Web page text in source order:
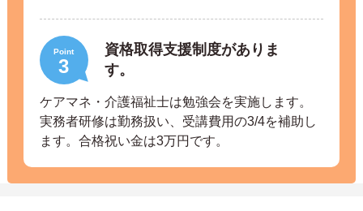
Point
3
資格取得支援制度がありま
す。
ケアマネ・介護福祉士は勉強会を実施します。
実務者研修は勤務扱い、受講費用の3/4を補助し
ます。合格祝い金は3万円です。